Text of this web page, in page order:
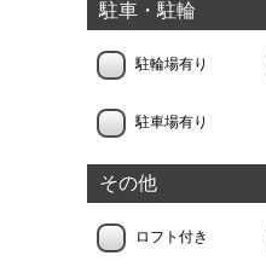
駐車・駐輪
駐輪場有り
駐車場有り
その他
ロフト付き